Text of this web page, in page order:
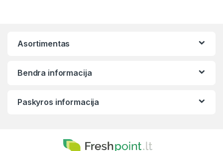
Asortimentas
Bendra informacija
Paskyros informacija